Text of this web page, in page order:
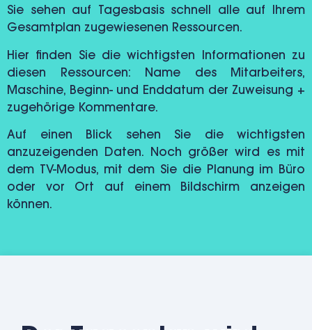
Sie sehen auf Tagesbasis schnell alle auf Ihrem
Gesamtplan zugewiesenen Ressourcen.
Hier finden Sie die wichtigsten Informationen zu
diesen Ressourcen: Name des Mitarbeiters,
Maschine, Beginn- und Enddatum der Zuweisung +
zugehörige Kommentare.
Auf einen Blick sehen Sie die wichtigsten
anzuzeigenden Daten. Noch größer wird es mit
dem TV-Modus, mit dem Sie die Planung im Büro
oder vor Ort auf einem Bildschirm anzeigen
können.